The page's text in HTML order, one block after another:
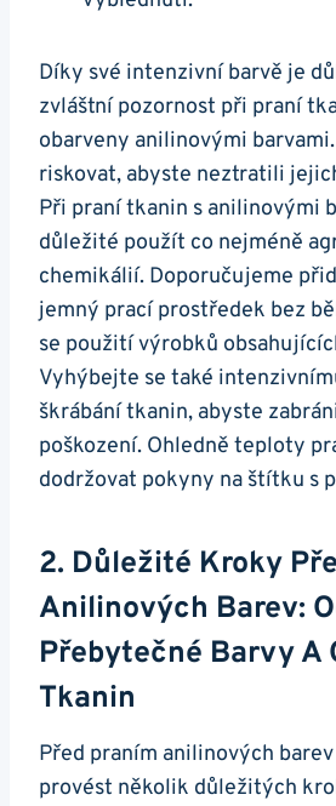
Díky své intenzivní barvě je
zvláštní pozornost při praní
obarveny anilinovými
riskovat, abyste neztratili
Při praní tkanin s anilinovými
důležité použít co nejméně
chemikálií. Doporučujeme
jemný prací prostředek bez
se použití výrobků
Vyhýbejte se také
škrábání tkanin, abyste
poškození. Ohledně teploty
dodržovat pokyny na štítku s
2. Důležité Kroky
Anilinových Barev:
Přebytečné Barvy A
Tkanin
Před praním anilinových
provést několik důležitých